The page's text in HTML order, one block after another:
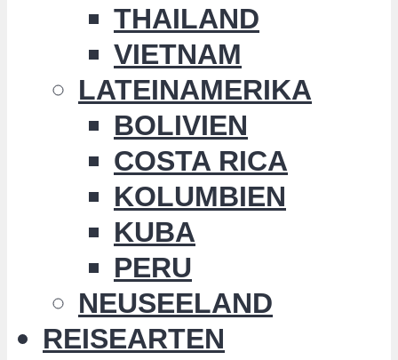
THAILAND
VIETNAM
LATEINAMERIKA
BOLIVIEN
COSTA RICA
KOLUMBIEN
KUBA
PERU
NEUSEELAND
REISEARTEN